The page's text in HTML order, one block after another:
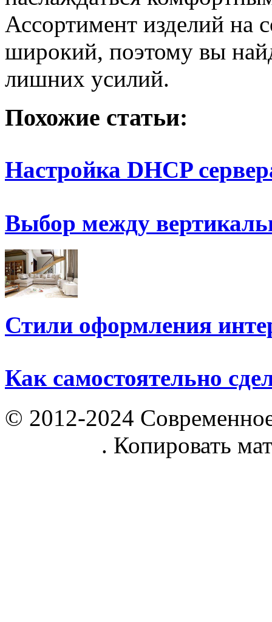
Ассортимент изделий на
широкий, поэтому вы
лишних усилий.
Похожие статьи:
Настройка DHCP
Выбор между
Стили оформления
Как самостоятельно
© 2012-2024
. Копировать